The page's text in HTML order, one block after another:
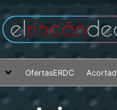
OfertasERDC